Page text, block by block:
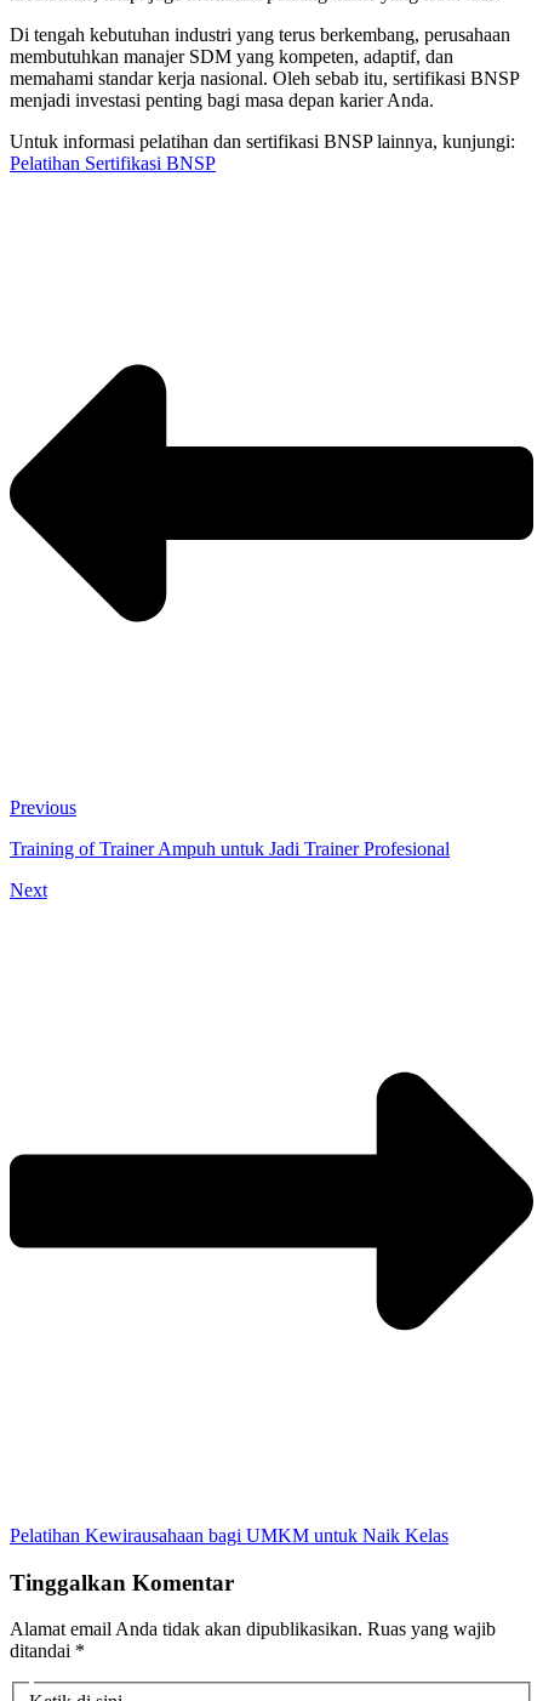
Di tengah kebutuhan industri yang terus berkembang, perusahaan
membutuhkan manajer SDM yang kompeten, adaptif, dan
memahami standar kerja nasional. Oleh sebab itu, sertifikasi BNSP
menjadi investasi penting bagi masa depan karier Anda.
Untuk informasi pelatihan dan sertifikasi BNSP lainnya, kunjungi:
Pelatihan Sertifikasi BNSP
Previous
Training of Trainer Ampuh untuk Jadi Trainer Profesional
Next
Pelatihan Kewirausahaan bagi UMKM untuk Naik Kelas
Tinggalkan Komentar
Alamat email Anda tidak akan dipublikasikan. Ruas yang wajib
ditandai *